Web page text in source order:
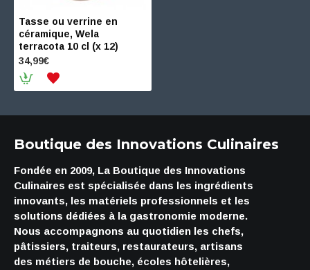
Tasse ou verrine en
céramique, Wela
terracota 10 cl (x 12)
34,99€
Boutique des Innovations Culinaires
Fondée en 2009, La Boutique des Innovations
Culinaires est spécialisée dans les ingrédients
innovants, les matériels professionnels et les
solutions dédiées à la gastronomie moderne.
Nous accompagnons au quotidien les chefs,
pâtissiers, traiteurs, restaurateurs, artisans
des métiers de bouche, écoles hôtelières,